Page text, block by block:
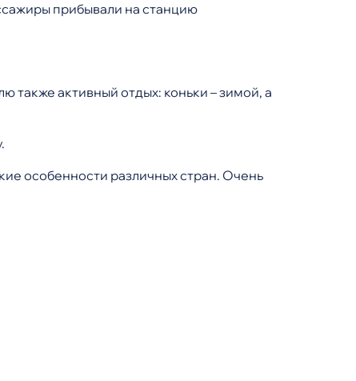
прибывали на станцию
также активный отдых: коньки – зимой, а
особенности различных стран. Очень